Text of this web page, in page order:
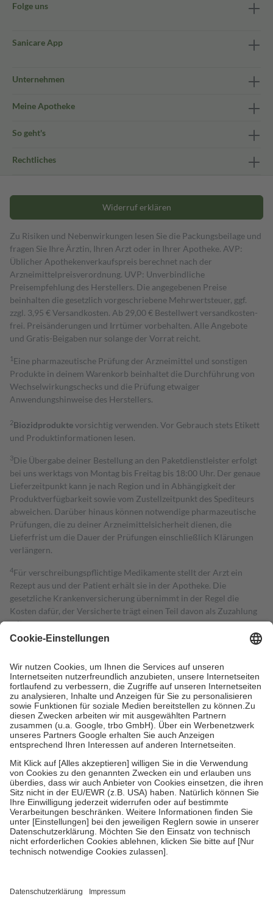
Folge uns
Sanicare App
Unternehmen
Meine Apotheke
So geht's
Rechtliches
Widerruf erklären
Zu Risiken und Nebenwirkungen lesen Sie die Packungsbeilage und
fragen Sie Ihre Ärztin, Ihren Arzt oder in Ihrer Apotheke. AVP:
Üblicher Apothekenverkaufspreis berechnet nach der
Arzneimittelpreisverordnung. UVP: Unverbindliche
Preisempfehlung des Herstellers. Die angegebenen Preise
beinhalten die gesetzlich vorgeschriebene Mehrwertsteuer, ggf.
zzgl. 3,95 € Versandkosten. Ab 29,00 € Bestell­wert versand­kosten­
frei. Preisänderungen und Irrtümer vorbehalten. Alle Angebote
und Gratis-Beigaben nur solange der Vorrat reicht.
1 Eine pharmazeutische Prüfung der Arzneimittel und sonstigen
Produkte in deinem Warenkorb beinhaltet die Durchführung von
Wechselwirkungschecks und die Prüfung etwaiger
Anwendungshinweise des Herstellers.
2Biozidproduktevorsichtig verwenden. Vor Gebrauch stets Etikett
und Produktinformationen lesen.
3Die Übergabe deiner Bestellung an den Paketdienstleister erfolgt
bei uns werktags von Montag bis Freitag bis 18:00 Uhr. Der genaue
Lieferzeitpunkt kann je nach Region und in Abhängigkeit der
Produktverfügbarkeit sowie vom Zustellzeitpunkt des Spediteurs
abweichen. Darüber hinaus können notwendige pharmazeutische
Prüfungen, die zu deiner Arzneimittelsicherheit dienen, die
Lieferfrist um die Dauer der Prüfungen einschließlich Klärungen
verlängern.
4Für verschreibungspflichtige Medikamente stellt der Arzt ein
Rezept aus und der Patient erhält sie in der Apotheke. Die
gesetzliche Krankenversicherung übernimmt in der Regel die
Kosten dafür, der Versicherte trägt einen Teil davon als Zuzahlung
mit.
Grundsätzlich leisten Mitglieder Zuzahlungen in Höhe von zehn
höchstens zehn Euro.
Es sind jedoch nie mehr als die tatsächlichen
Kosten der Leistung zu entrichten.
Diese Regeln gelten grundsätzlich auch für Online-Apotheken.
Bei Heilmitteln und häuslicher Krankenpflege beträgt die
Zuzahlung zehn Prozent der Kosten sowie zehn Euro je
Verordnung.
Um das Engagement der Versicherten für ihre eigene Gesundheit zu
stärken und die besondere Stellung der Familie zu unterstützen,
fallenkeine Zuzahlungenan bei:
• Kindern und Jugendlichen bis zum vollendeten 18. Lebensjahr
mit Ausnahme der Fahrkosten
• Untersuchungen zur Vorsorge und Früherkennung, die von der
GKV getragen werden
• empfohlenen Schutzimpfungen
• Harn- und Blutteststreifen
getroffen, um sicherzustellen, dass es sich um echte Bewertungen